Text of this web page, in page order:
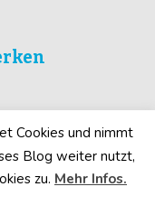
Cookies und nimmt
Blog weiter nutzt,
zu. Mehr Infos.